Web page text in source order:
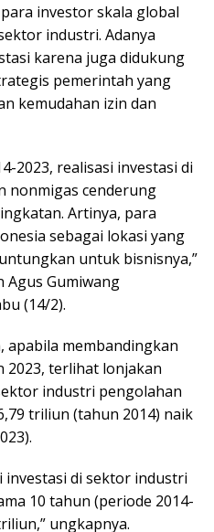
investor skala global
industri. Adanya
karena juga didukung
pemerintah yang
kemudahan izin dan
2023, realisasi investasi di
nonmigas cenderung
Artinya, para
sebagai lokasi yang
untuk bisnisnya,”
Gumiwang
(14/2).
apabila membandingkan
2023, terlihat lonjakan
industri pengolahan
triliun (tahun 2014) naik
investasi di sektor industri
10 tahun (periode 2014-
ungkapnya.